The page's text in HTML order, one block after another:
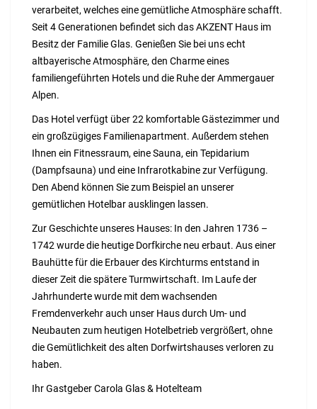
verarbeitet, welches eine gemütliche Atmosphäre schafft.
Seit 4 Generationen befindet sich das AKZENT Haus im
Besitz der Familie Glas. Genießen Sie bei uns echt
altbayerische Atmosphäre, den Charme eines
familiengeführten Hotels und die Ruhe der Ammergauer
Alpen.
Das Hotel verfügt über 22 komfortable Gästezimmer und
ein großzügiges Familienapartment. Außerdem stehen
Ihnen ein Fitnessraum, eine Sauna, ein Tepidarium
(Dampfsauna) und eine Infrarotkabine zur Verfügung.
Den Abend können Sie zum Beispiel an unserer
gemütlichen Hotelbar ausklingen lassen.
Zur Geschichte unseres Hauses: In den Jahren 1736 –
1742 wurde die heutige Dorfkirche neu erbaut. Aus einer
Bauhütte für die Erbauer des Kirchturms entstand in
dieser Zeit die spätere Turmwirtschaft. Im Laufe der
Jahrhunderte wurde mit dem wachsenden
Fremdenverkehr auch unser Haus durch Um- und
Neubauten zum heutigen Hotelbetrieb vergrößert, ohne
die Gemütlichkeit des alten Dorfwirtshauses verloren zu
haben.
Ihr Gastgeber Carola Glas & Hotelteam